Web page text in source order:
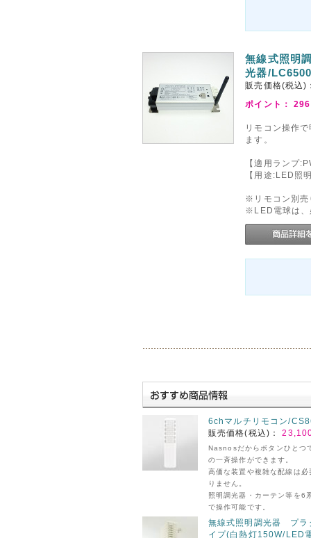
無線式照明
光器/
販売価格(税込
ポイント：296
リモコン操作
ます。
【適用ランプ
【用途:LED照
※リモコン別売
※LED電球は、
6chマルチリモコン/
販売価格(税込)：
Nasnosだからボタンひとつ
の一斉操作ができます。
高価な装置や複雑な配線は必
りません。
照明調光器・カーテン等を6
で操作可能です。
無線式照明調光器 プラ
イプ(白熱灯150W/LED